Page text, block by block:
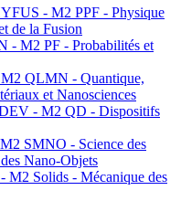
- M2 PPF - Physique
de la Fusion
- M2 PF - Probabilités et
QLMN - Quantique,
et Nanosciences
- M2 QD - Dispositifs
SMNO - Science des
Nano-Objets
M2 Solids - Mécanique des